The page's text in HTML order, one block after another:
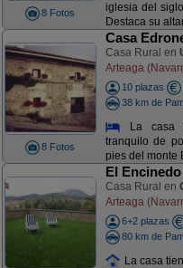
8 Fotos
iglesia del
Destaca su
8 Fotos
Casa
Casa Rural en
Arteaga
10 plazas
38 km de
La casa
tranquilo de
pies del monte
El Encinedo
Casa Rural en
Arteaga
6+2 plazas
80 km de
La casa